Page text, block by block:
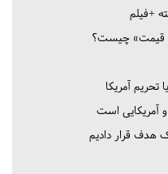
هر قیمت» چیست؟
تحریم‌ آمریکا
آمریکایی است
هدف قرار دادیم